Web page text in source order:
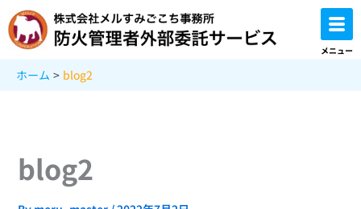
容
を
メニュー
ホーム blog2
blog2